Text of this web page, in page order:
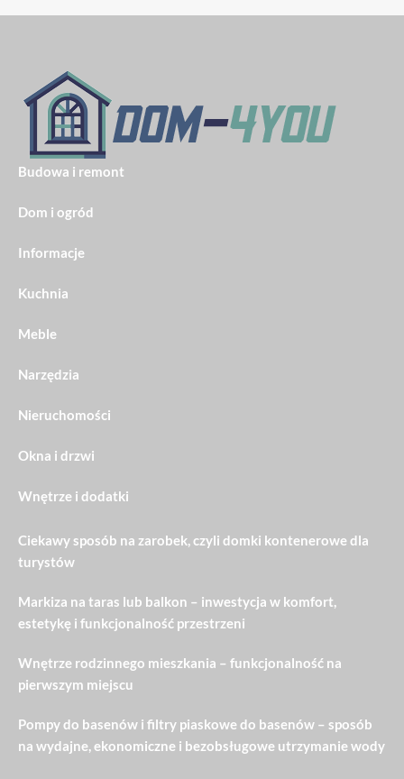
Budowa i remont
Dom i ogród
Informacje
Kuchnia
Meble
Narzędzia
Nieruchomości
Okna i drzwi
Wnętrze i dodatki
Ciekawy sposób na zarobek, czyli domki kontenerowe dla
turystów
Markiza na taras lub balkon – inwestycja w komfort,
estetykę i funkcjonalność przestrzeni
Wnętrze rodzinnego mieszkania – funkcjonalność na
pierwszym miejscu
Pompy do basenów i filtry piaskowe do basenów – sposób
na wydajne, ekonomiczne i bezobsługowe utrzymanie wody